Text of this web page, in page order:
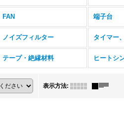
FAN 端子台
ノイズフィルター タイマー
テープ・絶縁材料 ヒートシ
表示方法: